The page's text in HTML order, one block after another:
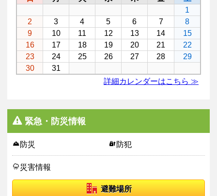
緊急・防災情報
防災 防犯
災害情報
避難場所